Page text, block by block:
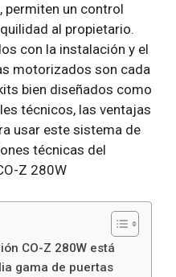
permiten un control
al propietario.
con la instalación y el
motorizados son cada
bien diseñados como
técnicos, las ventajas
usar este sistema de
técnicas del
Z 280W
CO-Z 280W está
gama de puertas